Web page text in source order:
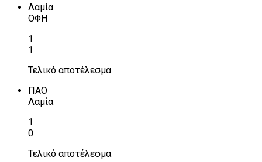
Λαμία
ΟΦΗ
1
1
Τελικό αποτέλεσμα
ΠΑΟ
Λαμία
1
0
Τελικό αποτέλεσμα